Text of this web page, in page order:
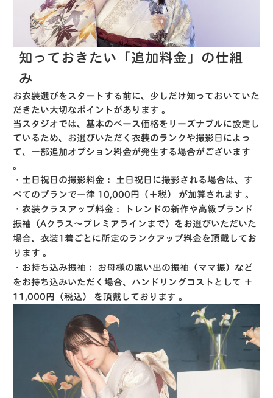
知っておきたい「追加料金」の仕組
み
お衣装選びをスタートする前に、少しだけ知っておいていた
だきたい大切なポイントがあります 。
当スタジオでは、基本のベース価格をリーズナブルに設定し
ているため、お選びいただく衣装のランクや撮影日によっ
て、一部追加オプション料金が発生する場合がございます
。
・土日祝日の撮影料金：
土日祝日に撮影される場合は、す
べてのプランで一律 10,000円（＋税） が加算されます 。
・衣装クラスアップ料金：
トレンドの新作や高級ブランド
振袖（Aクラス〜プレミアラインまで）をお選びいただいた
場合、衣装1着ごとに所定のランクアップ料金を頂戴してお
ります 。
・お持ち込み振袖：
お母様の思い出の振袖（ママ振）など
をお持ち込みいただく場合、ハンドリングコストとして ＋
11,000円（税込）
を頂戴しております 。